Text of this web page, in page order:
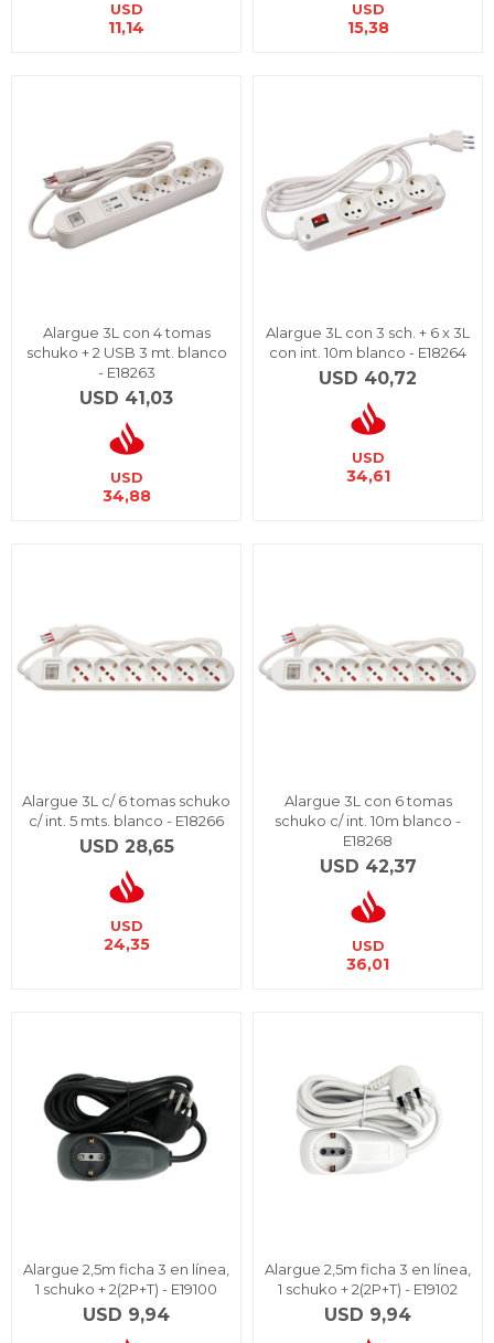
USD
11,14
USD
15,38
Alargue 3L con 4 tomas
schuko + 2 USB 3 mt. blanco
- E18263
USD 41,03
USD
34,88
Alargue 3L con 3 sch. + 6 x 3L
con int. 10m blanco - E18264
USD 40,72
USD
34,61
Alargue 3L c/ 6 tomas schuko
c/ int. 5 mts. blanco - E18266
USD 28,65
USD
24,35
Alargue 3L con 6 tomas
schuko c/ int. 10m blanco -
E18268
USD 42,37
USD
36,01
Alargue 2,5m ficha 3 en línea,
1 schuko + 2(2P+T) - E19100
USD 9,94
Alargue 2,5m ficha 3 en línea,
1 schuko + 2(2P+T) - E19102
USD 9,94